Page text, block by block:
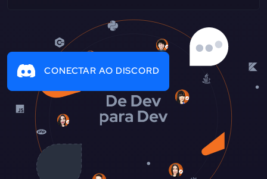
CONECTAR AO DISCORD